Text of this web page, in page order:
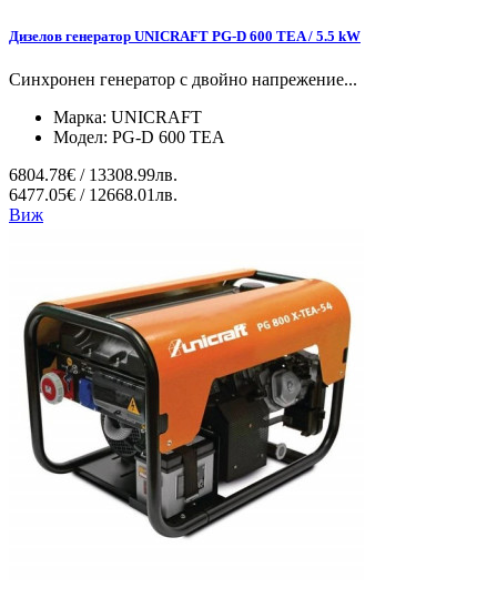
Дизелов генератор UNICRAFT PG-D 600 TEA / 5.5 kW
Синхронен генератор с двойно напрежение...
Марка: UNICRAFT
Модел: PG-D 600 TEA
6804.78€ / 13308.99лв.
6477.05€ / 12668.01лв.
Виж